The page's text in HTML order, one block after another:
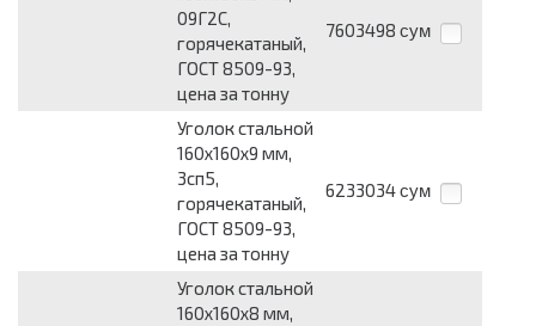
09Г2С,
горячекатаный,
ГОСТ 8509-93,
цена за тонну
7603498 сум
Уголок стальной
160х160х9 мм,
3сп5,
горячекатаный,
ГОСТ 8509-93,
цена за тонну
6233034 сум
Уголок стальной
160х160х8 мм,